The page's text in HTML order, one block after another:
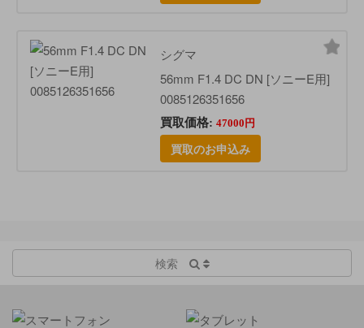
シグマ
56mm F1.4 DC DN [ソニーE用]
0085126351656
買取価格: 47000円
買取のお申込み
検索